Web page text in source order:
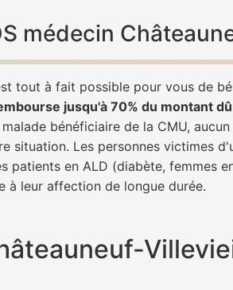
médecin
tout à fait possible pour vous de
jusqu'à 70% du montant
bénéficiaire de la CMU,
situation. Les personnes victimes
patients en ALD (diabète, femmes
à leur affection de longue durée.